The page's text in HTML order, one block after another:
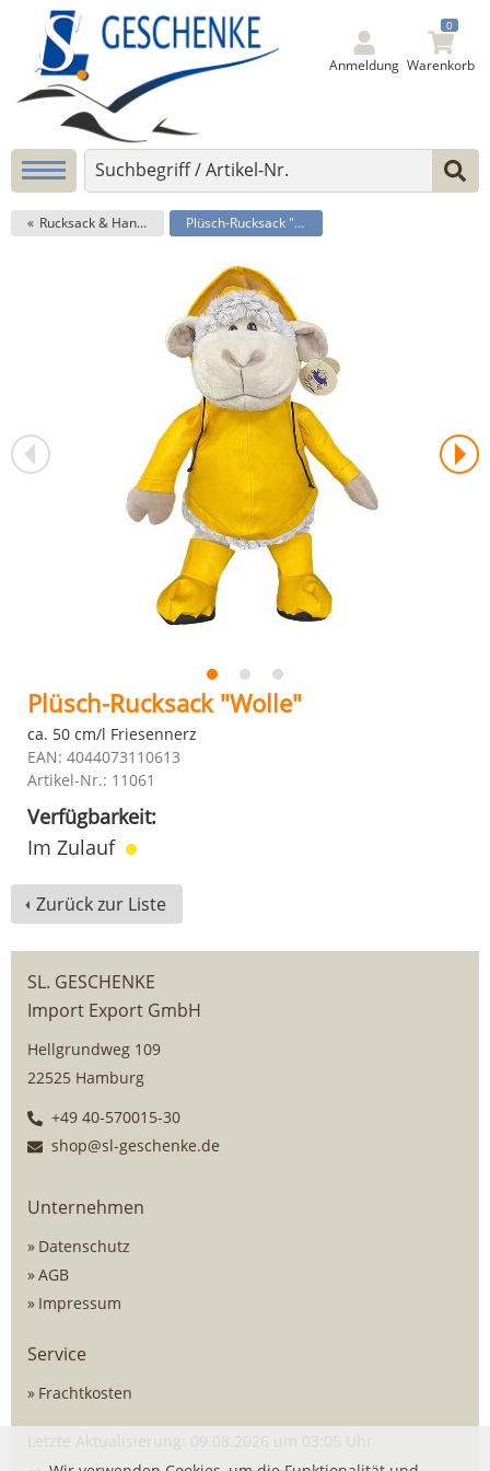
Anmeldung
0
Warenkorb
Rucksack & Handpuppen Plüsch-Rucksack "Wolle"
Plüsch-Rucksack "Wolle"
ca. 50 cm/l Friesennerz
EAN: 4044073110613
Artikel-Nr.: 11061
Verfügbarkeit:
Im Zulauf
Zurück zur Liste
SL. GESCHENKE
Import Export GmbH
Hellgrundweg 109
22525 Hamburg
+49 40-570015-30
shop@sl-geschenke.de
Unternehmen
Datenschutz
AGB
Impressum
Service
Frachtkosten